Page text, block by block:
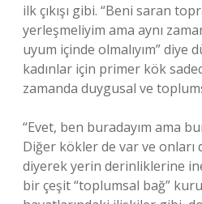
ilk çıkışı gibi. “Beni saran
yerleşmeliyim ama aynı
uyum içinde olmalıyım” diye
kadınlar için primer kök
zamanda duygusal ve
“Evet, ben buradayım ama
Diğer kökler de var ve onları
diyerek yerin derinliklerine
bir çeşit “toplumsal bağ”